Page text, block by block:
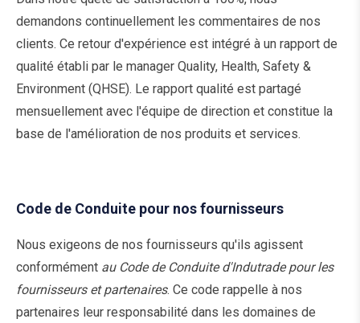
demandons continuellement les commentaires de nos
clients. Ce retour d'expérience est intégré à un rapport de
qualité établi par le manager Quality, Health, Safety &
Environment (QHSE). Le rapport qualité est partagé
mensuellement avec l'équipe de direction et constitue la
base de l'amélioration de nos produits et services.
Code de Conduite pour nos fournisseurs
Nous exigeons de nos fournisseurs qu'ils agissent
conformément au Code de Conduite d'Indutrade pour les
fournisseurs et partenaires. Ce code rappelle à nos
partenaires leur responsabilité dans les domaines de